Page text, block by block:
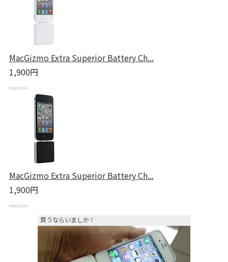
MacGizmo Extra Superior Battery Ch...
1,900円
MacGizmo Extra Superior Battery Ch...
1,900円
買うならいましか！